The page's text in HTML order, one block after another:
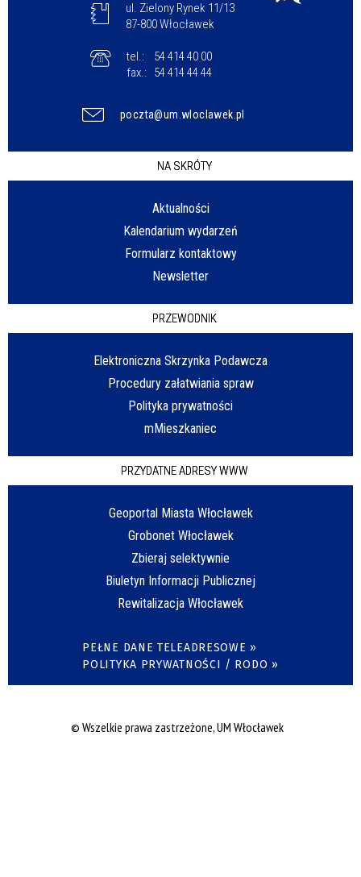
ul. Zielony Rynek 11/13
87-800 Włocławek
tel.:
54 414 40 00
fax.:
54 414 44 44
poczta@um.wloclawek.pl
NA SKRÓTY
Aktualności
Kalendarium wydarzeń
Formularz kontaktowy
Newsletter
PRZEWODNIK
Elektroniczna Skrzynka Podawcza
Procedury załatwiania spraw
Polityka prywatności
mMieszkaniec
PRZYDATNE ADRESY WWW
Geoportal Miasta Włocławek
Grobonet Włocławek
Zbieraj selektywnie
Biuletyn Informacji Publicznej
Rewitalizacja Włocławek
PEŁNE DANE TELEADRESOWE »
POLITYKA PRYWATNOŚCI / RODO »
© Wszelkie prawa zastrzeżone, UM Włocławek